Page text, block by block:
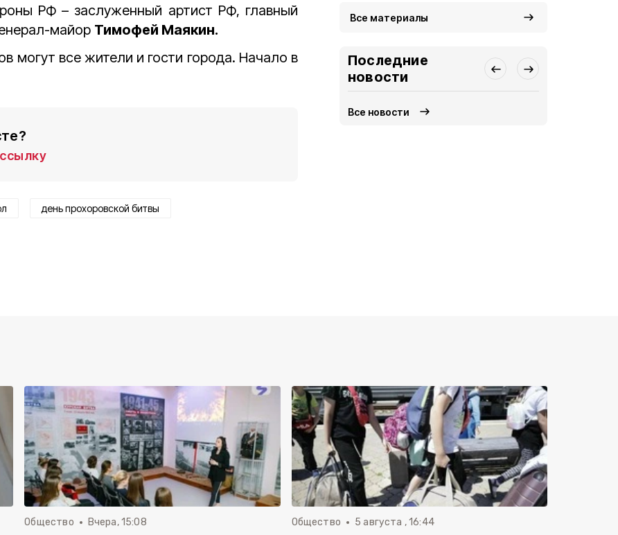
РФ – заслуженный артист РФ, главный
майор Тимофей Маякин.
могут все жители и гости города. Начало в
ссылку
день прохоровской битвы
Все материалы
Последние
новости
Все новости
Общество Вчера, 15:08 Общество 5 августа , 16:44